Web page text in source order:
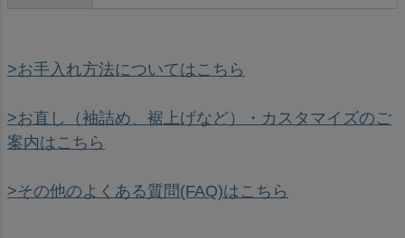
>お手入れ方法についてはこちら
>お直し（袖詰め、裾上げなど）・カスタマイズのご
案内はこちら
>その他のよくある質問(FAQ)はこちら